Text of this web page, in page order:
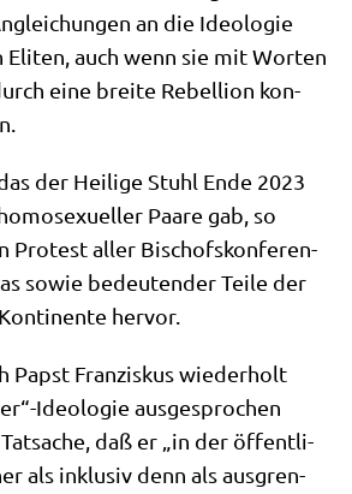
an die Ideo­lo­gie
auch wenn sie mit Wor­ten
eine brei­te Rebel­li­on kon­
der Hei­li­ge Stuhl Ende 2023
Paa­re gab, so
Pro­test aller Bischofs­kon­fe­ren­
sowie bedeu­ten­der Tei­le der
hervor.
Papst Fran­zis­kus wie­der­holt
Ideologie aus­ge­spro­chen
Tat­sa­che, daß er „in der öffent­li­
als inklu­siv denn als aus­gren­